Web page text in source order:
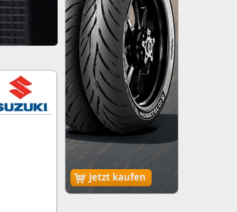
Jetzt kaufen